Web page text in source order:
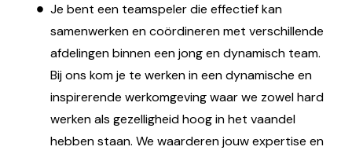
Je bent een teamspeler die effectief kan
samenwerken en coördineren met verschillende
afdelingen binnen een jong en dynamisch team.
Bij ons kom je te werken in een dynamische en
inspirerende werkomgeving waar we zowel hard
werken als gezelligheid hoog in het vaandel
hebben staan. We waarderen jouw expertise en